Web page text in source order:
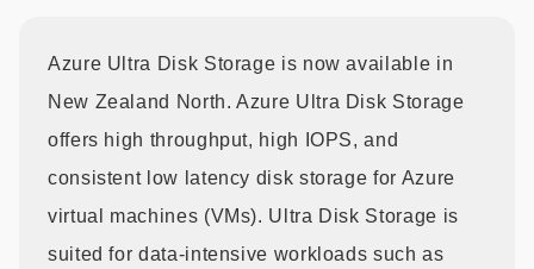
Azure Ultra Disk Storage is now available in
New Zealand North. Azure Ultra Disk Storage
offers high throughput, high IOPS, and
consistent low latency disk storage for Azure
virtual machines (VMs). Ultra Disk Storage is
suited for data-intensive workloads such as